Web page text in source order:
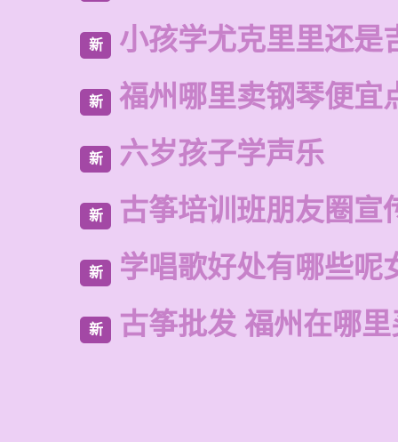
新 小孩学尤克里里还是
新 福州哪里卖钢琴便宜
新 六岁孩子学声乐
新 古筝培训班朋友圈宣
新 学唱歌好处有哪些呢
新 古筝批发 福州在哪